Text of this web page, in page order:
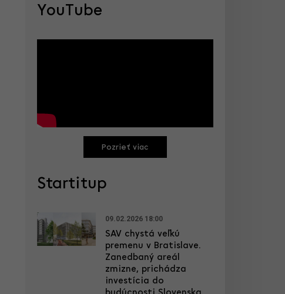
YouTube
Pozrieť viac
Startitup
09.02.2026 18:00
SAV chystá veľkú
premenu v Bratislave.
Zanedbaný areál
zmizne, prichádza
investícia do